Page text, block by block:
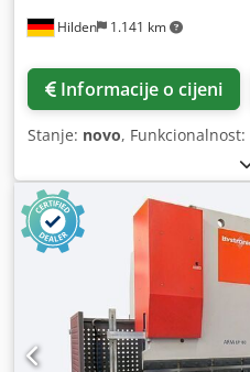
Hilden 1.141 km
Informacije o cijeni
Stanje: novo, Funkcionalnost: